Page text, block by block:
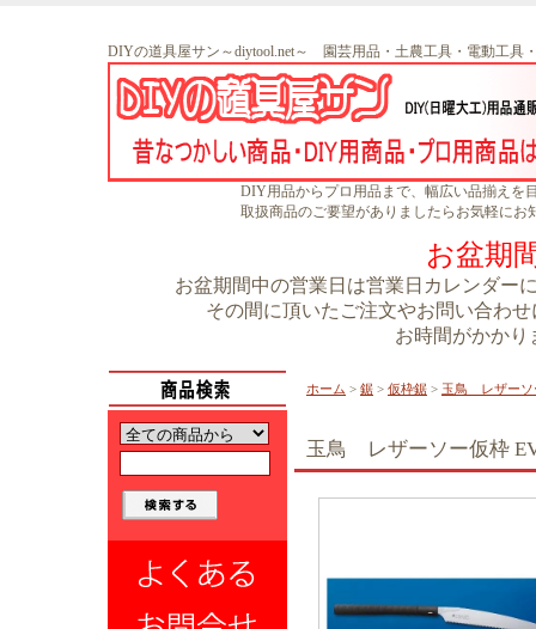
DIYの道具屋サン～diytool.net～ 園芸用品・土農工具・電動工具
DIY用品からプロ用品まで、幅広い品揃えを
取扱商品のご要望がありましたらお気軽にお
お盆期
お盆期間中の営業日は営業日カレンダー
その間に頂いたご注文やお問い合わ
お時間がかかり
ホーム > 鋸 > 仮枠鋸 > 玉鳥 レザーソ
玉鳥 レザーソー仮枠